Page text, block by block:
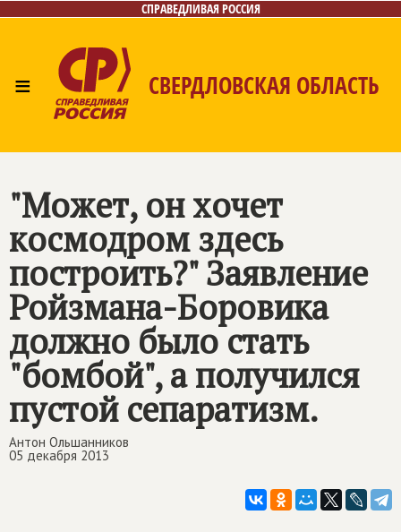
СПРАВЕДЛИВАЯ РОССИЯ
≡ СВЕРДЛОВСКАЯ ОБЛАСТЬ
"Может, он хочет
космодром здесь
построить?" Заявление
Ройзмана-Боровика
должно было стать
"бомбой", а получился
пустой сепаратизм.
Антон Ольшанников
05 декабря 2013